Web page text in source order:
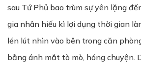
sau Tứ Phủ bao trùm sự yên lặng
gia nhân hiếu kì lợi dụng thời gian
lén lút nhìn vào bên trong căn
bằng ánh mắt tò mò, hóng chuyện.